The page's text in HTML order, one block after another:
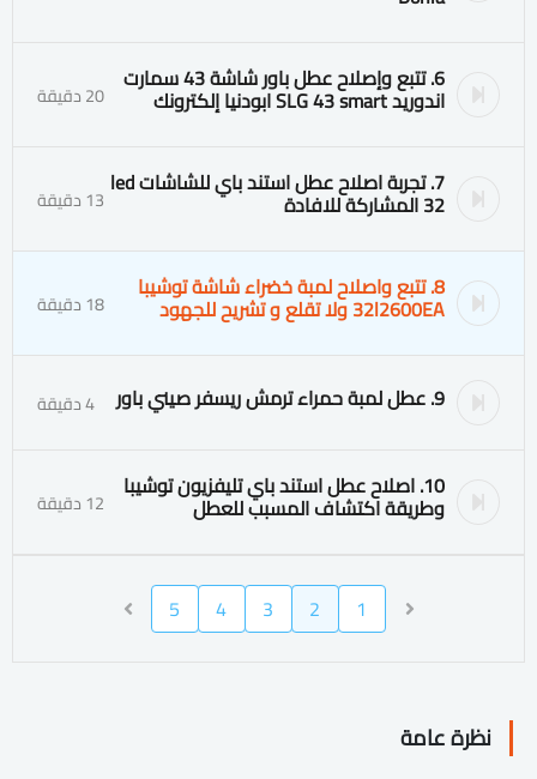
6. تتبع وإصلاح عطل باور شاشة 43 سمارت
اندوريد SLG 43 smart ابودنيا إلكترونك 20 دقيقة
7. تجربة اصلاح عطل استند باي للشاشات led
32 المشاركة للافادة 13 دقيقة
8. تتبع واصلاح لمبة خضراء شاشة توشيبا
32l2600EA ولا تقلع و تشريح للجهود 18 دقيقة
9. عطل لمبة حمراء ترمش ريسفر صيني باور 4 دقيقة
10. اصلاح عطل استند باي تليفزيون توشيبا
وطريقة اكتشاف المسبب للعطل 12 دقيقة
1
2
3
4
5
نظرة عامة